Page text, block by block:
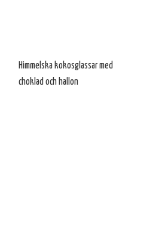
Himmelska kokosglassar med
choklad och hallon